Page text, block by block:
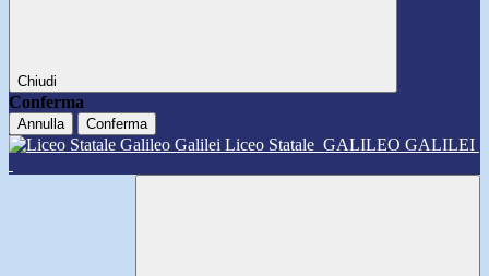
Chiudi
Conferma
Annulla Conferma
Liceo Statale GALILEO GALILEI